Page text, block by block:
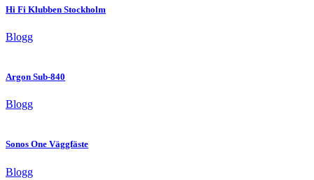
Hi Fi Klubben Stockholm
Blogg
Argon Sub-840
Blogg
Sonos One Väggfäste
Blogg